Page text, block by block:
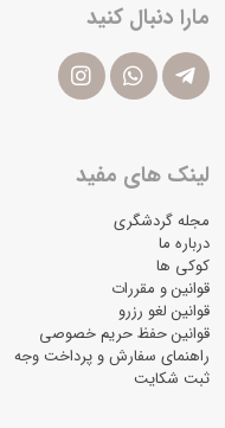
مارا دنبال کنید
لینک های مفید
مجله گردشگری
درباره ما
کوکی ها
قوانین و مقررات
قوانین لغو رزرو
قوانین حفظ حریم خصوصی
راهنمای سفارش و پرداخت وجه
ثبت شکایت